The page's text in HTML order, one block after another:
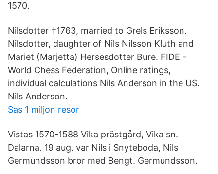
1570.
Nilsdotter †1763, married to Grels Eriksson.
Nilsdotter, daughter of Nils Nilsson Kluth and
Mariet (Marjetta) Hersesdotter Bure. FIDE -
World Chess Federation, Online ratings,
individual calculations Nils Anderson in the US.
Nils Anderson.
Sas 1 miljon resor
Vistas 1570-1588 Vika prästgård, Vika sn.
Dalarna. 19 aug. var Nils i Snyteboda, Nils
Germundsson bror med Bengt. Germundsson.